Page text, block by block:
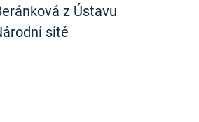
z Ústavu
sítě